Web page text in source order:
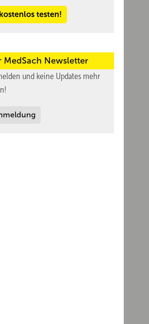
testen!
MedSach Newsletter
und keine Updates mehr